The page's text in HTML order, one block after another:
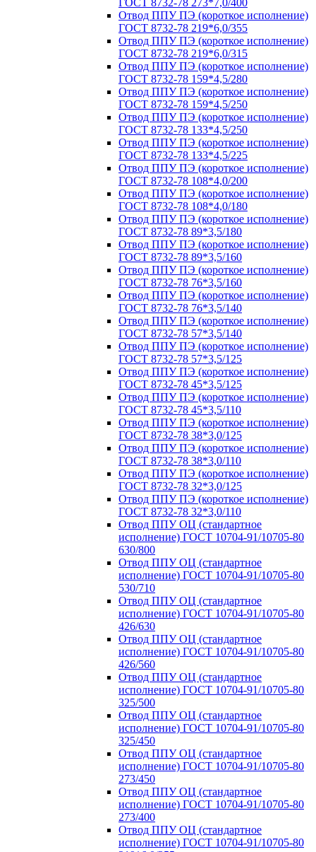
ГОСТ 8732-78 273*7,0/400
Отвод ППУ ПЭ (короткое исполнение)
ГОСТ 8732-78 219*6,0/355
Отвод ППУ ПЭ (короткое исполнение)
ГОСТ 8732-78 219*6,0/315
Отвод ППУ ПЭ (короткое исполнение)
ГОСТ 8732-78 159*4,5/280
Отвод ППУ ПЭ (короткое исполнение)
ГОСТ 8732-78 159*4,5/250
Отвод ППУ ПЭ (короткое исполнение)
ГОСТ 8732-78 133*4,5/250
Отвод ППУ ПЭ (короткое исполнение)
ГОСТ 8732-78 133*4,5/225
Отвод ППУ ПЭ (короткое исполнение)
ГОСТ 8732-78 108*4,0/200
Отвод ППУ ПЭ (короткое исполнение)
ГОСТ 8732-78 108*4,0/180
Отвод ППУ ПЭ (короткое исполнение)
ГОСТ 8732-78 89*3,5/180
Отвод ППУ ПЭ (короткое исполнение)
ГОСТ 8732-78 89*3,5/160
Отвод ППУ ПЭ (короткое исполнение)
ГОСТ 8732-78 76*3,5/160
Отвод ППУ ПЭ (короткое исполнение)
ГОСТ 8732-78 76*3,5/140
Отвод ППУ ПЭ (короткое исполнение)
ГОСТ 8732-78 57*3,5/140
Отвод ППУ ПЭ (короткое исполнение)
ГОСТ 8732-78 57*3,5/125
Отвод ППУ ПЭ (короткое исполнение)
ГОСТ 8732-78 45*3,5/125
Отвод ППУ ПЭ (короткое исполнение)
ГОСТ 8732-78 45*3,5/110
Отвод ППУ ПЭ (короткое исполнение)
ГОСТ 8732-78 38*3,0/125
Отвод ППУ ПЭ (короткое исполнение)
ГОСТ 8732-78 38*3,0/110
Отвод ППУ ПЭ (короткое исполнение)
ГОСТ 8732-78 32*3,0/125
Отвод ППУ ПЭ (короткое исполнение)
ГОСТ 8732-78 32*3,0/110
Отвод ППУ ОЦ (стандартное
исполнение) ГОСТ 10704-91/10705-80
630/800
Отвод ППУ ОЦ (стандартное
исполнение) ГОСТ 10704-91/10705-80
530/710
Отвод ППУ ОЦ (стандартное
исполнение) ГОСТ 10704-91/10705-80
426/630
Отвод ППУ ОЦ (стандартное
исполнение) ГОСТ 10704-91/10705-80
426/560
Отвод ППУ ОЦ (стандартное
исполнение) ГОСТ 10704-91/10705-80
325/500
Отвод ППУ ОЦ (стандартное
исполнение) ГОСТ 10704-91/10705-80
325/450
Отвод ППУ ОЦ (стандартное
исполнение) ГОСТ 10704-91/10705-80
273/450
Отвод ППУ ОЦ (стандартное
исполнение) ГОСТ 10704-91/10705-80
273/400
Отвод ППУ ОЦ (стандартное
исполнение) ГОСТ 10704-91/10705-80